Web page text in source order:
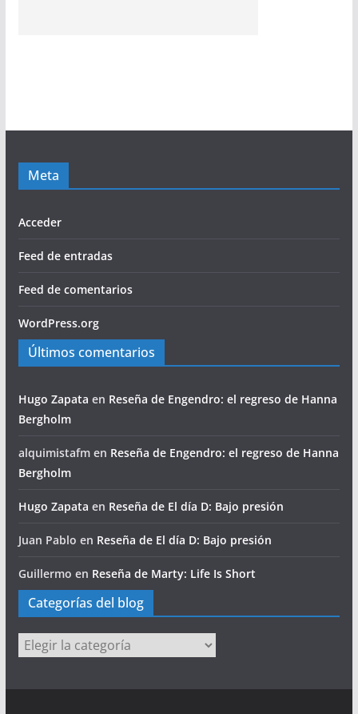
Meta
Acceder
Feed de entradas
Feed de comentarios
WordPress.org
Últimos comentarios
Hugo Zapata en Reseña de Engendro: el regreso de Hanna
Bergholm
alquimistafmen Reseña de Engendro: el regreso de Hanna
Bergholm
Hugo Zapata en Reseña de El día D: Bajo presión
Juan Pablo en Reseña de El día D: Bajo presión
Guillermo en Reseña de Marty: Life Is Short
Categorías del blog
Categorías
del